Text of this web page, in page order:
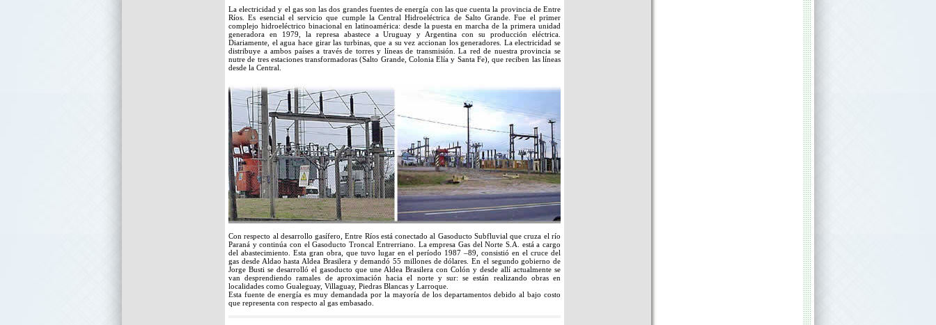
La electricidad y el gas son las dos grandes fuentes de energía con las que cuenta la provincia de Entre
Ríos. Es esencial el servicio que cumple la Central Hidroeléctrica de Salto Grande. Fue el primer
complejo hidroeléctrico binacional en latinoamérica: desde la puesta en marcha de la primera unidad
generadora en 1979, la represa abastece a Uruguay y Argentina con su producción eléctrica.
Diariamente, el agua hace girar las turbinas, que a su vez accionan los generadores. La electricidad se
distribuye a ambos países a través de torres y líneas de transmisión. La red de nuestra provincia se
nutre de tres estaciones transformadoras (Salto Grande, Colonia Elía y Santa Fe), que reciben las líneas
desde la Central.
Con respecto al desarrollo gasífero, Entre Ríos está conectado al Gasoducto Subfluvial que cruza el río
Paraná y continúa con el Gasoducto Troncal Entrerriano. La empresa Gas del Norte S.A. está a cargo
del abastecimiento. Esta gran obra, que tuvo lugar en el período 1987 –89, consistió en el cruce del
gas desde Aldao hasta Aldea Brasilera y demandó 55 millones de dólares. En el segundo gobierno de
Jorge Busti se desarrolló el gasoducto que une Aldea Brasilera con Colón y desde allí actualmente se
van desprendiendo ramales de aproximación hacia el norte y sur: se están realizando obras en
localidades como Gualeguay, Villaguay, Piedras Blancas y Larroque.
Esta fuente de energía es muy demandada por la mayoría de los departamentos debido al bajo costo
que representa con respecto al gas embasado.